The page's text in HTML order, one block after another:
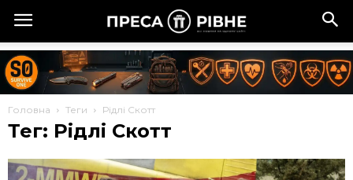
Головна Теги Рідлі Скотт
Тег: Рідлі Скотт